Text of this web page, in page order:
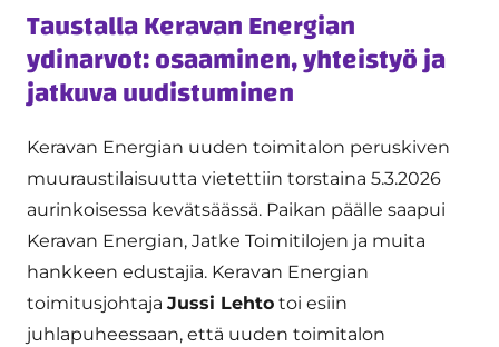
Taustalla Keravan Energian
ydinarvot: osaaminen, yhteistyö ja
jatkuva uudistuminen
Keravan Energian uuden toimitalon peruskiven
muuraustilaisuutta vietettiin torstaina 5.3.2026
aurinkoisessa kevätsäässä. Paikan päälle saapui
Keravan Energian, Jatke Toimitilojen ja muita
hankkeen edustajia. Keravan Energian
toimitusjohtaja Jussi Lehto toi esiin
juhlapuheessaan, että uuden toimitalon